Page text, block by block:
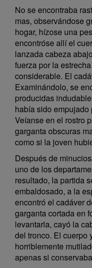
No se encontraba
mas, observándose
hogar, hízose una
encontróse allí el
lanzada cabeza
fuerza por la
considerable. El
Examinándolo, se
producidas
había sido empujado
Veíanse en el rostro
garganta obscuras
como si la joven
Después de
uno de los
resultado, la partida
embaldosado, a la
encontró el cadáver
garganta cortada en
levantarla, cayó la
del tronco. El cuerpo
horriblemente
apenas si